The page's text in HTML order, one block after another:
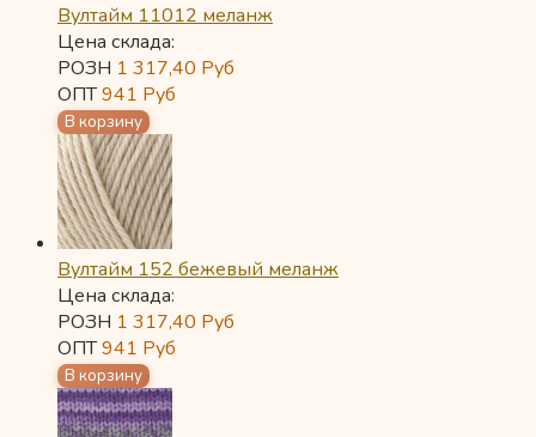
Вултайм 11012 меланж
Цена склада:
РОЗН 1 317,40 Руб
ОПТ941 Руб
Вултайм 152 бежевый меланж
Цена склада:
РОЗН 1 317,40 Руб
ОПТ941 Руб